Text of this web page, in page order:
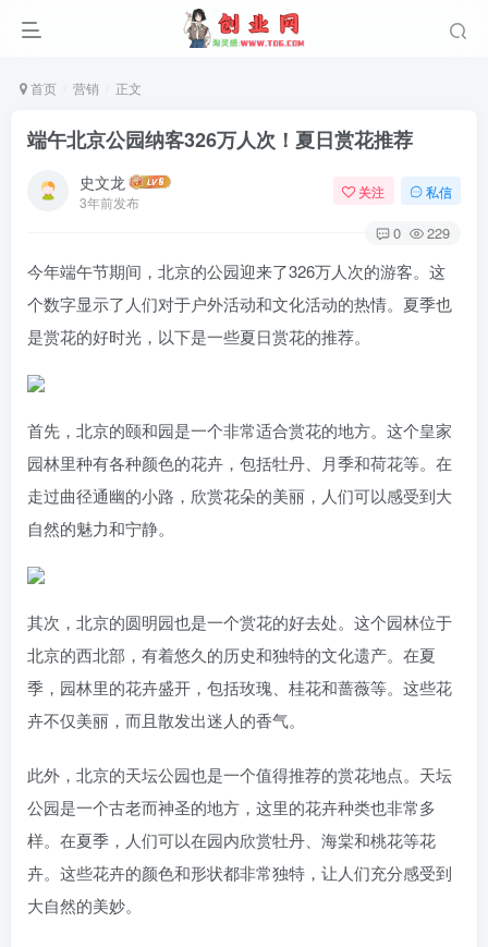
首页 营销 正文
端午北京公园纳客326万人次！夏日赏花推荐
史文龙
3年前发布
关注 私信
0 229
今年端午节期间，北京的公园迎来了326万人次的游客。这
个数字显示了人们对于户外活动和文化活动的热情。夏季也
是赏花的好时光，以下是一些夏日赏花的推荐。
首先，北京的颐和园是一个非常适合赏花的地方。这个皇家
园林里种有各种颜色的花卉，包括牡丹、月季和荷花等。在
走过曲径通幽的小路，欣赏花朵的美丽，人们可以感受到大
自然的魅力和宁静。
其次，北京的圆明园也是一个赏花的好去处。这个园林位于
北京的西北部，有着悠久的历史和独特的文化遗产。在夏
季，园林里的花卉盛开，包括玫瑰、桂花和蔷薇等。这些花
卉不仅美丽，而且散发出迷人的香气。
此外，北京的天坛公园也是一个值得推荐的赏花地点。天坛
公园是一个古老而神圣的地方，这里的花卉种类也非常多
样。在夏季，人们可以在园内欣赏牡丹、海棠和桃花等花
卉。这些花卉的颜色和形状都非常独特，让人们充分感受到
大自然的美妙。